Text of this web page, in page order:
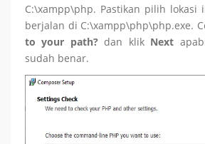
C:\xampp\php. Pastikan pilih lokasi
berjalan di C:\xampp\php\php.exe.
to your path?dan klik Next
sudah benar.